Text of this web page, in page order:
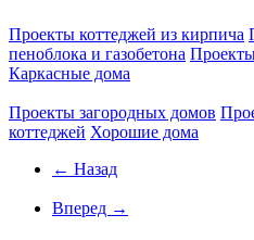
Проекты коттеджей из кирпича
пеноблока и газобетона
Каркасные дома
Проекты загородных домов
коттеджей Хорошие дома
← Назад
Вперед →